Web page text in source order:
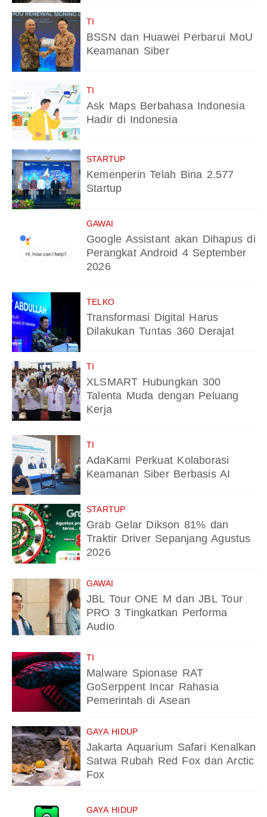
TI
BSSN dan Huawei Perbarui MoU
Keamanan Siber
TI
Ask Maps Berbahasa Indonesia
Hadir di Indonesia
STARTUP
Kemenperin Telah Bina 2.577
Startup
GAWAI
Google Assistant akan Dihapus di
Perangkat Android 4 September
2026
TELKO
Transformasi Digital Harus
Dilakukan Tuntas 360 Derajat
TI
XLSMART Hubungkan 300
Talenta Muda dengan Peluang
Kerja
TI
AdaKami Perkuat Kolaborasi
Keamanan Siber Berbasis AI
STARTUP
Grab Gelar Dikson 81% dan
Traktir Driver Sepanjang Agustus
2026
GAWAI
JBL Tour ONE M dan JBL Tour
PRO 3 Tingkatkan Performa
Audio
TI
Malware Spionase RAT
GoSerppent Incar Rahasia
Pemerintah di Asean
GAYA HIDUP
Jakarta Aquarium Safari Kenalkan
Satwa Rubah Red Fox dan Arctic
Fox
GAYA HIDUP